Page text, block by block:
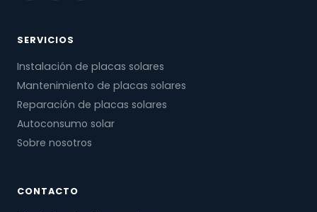
SERVICIOS
Instalación de placas solares
Mantenimiento de placas solares
Reparación de placas solares
Autoconsumo solar
Sobre nosotros
CONTACTO